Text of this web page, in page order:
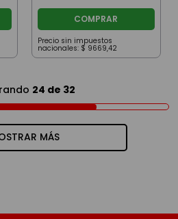
COMPRAR
Precio sin impuestos
nacionales: $ 9669,42
24 de 32
MÁS